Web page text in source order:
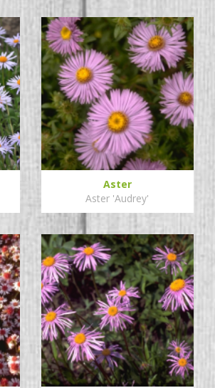
Aster
Aster 'Audrey'